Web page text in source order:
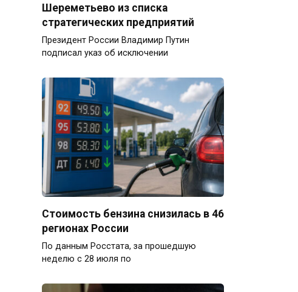
Шереметьево из списка
стратегических предприятий
Президент России Владимир Путин
подписал указ об исключении
Стоимость бензина снизилась в 46
регионах России
По данным Росстата, за прошедшую
неделю с 28 июля по